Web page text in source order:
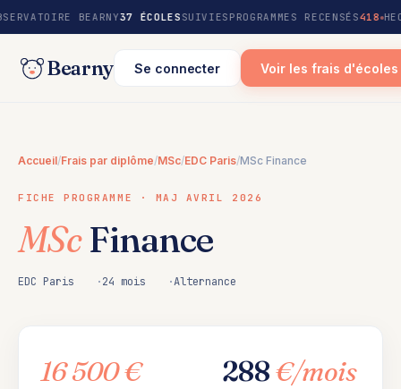
contenu BEARNY37 ÉCOLES SUIVIES PROGRAMMES RECENSÉS418
Bearny Se connecter Voir les frais d'écoles
Accueil/Frais par diplôme/MSc/EDC Paris/MSc Finance
FICHE PROGRAMME · MAJ AVRIL 2026
MScFinance
EDC Paris 24 mois Alternance
16 500 € 288€/mois